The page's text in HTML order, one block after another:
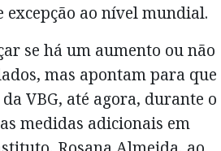
ao nível mundial.
se há um aumento ou não
mas apontam para que
VBG, até agora, durante o
medidas adicionais em